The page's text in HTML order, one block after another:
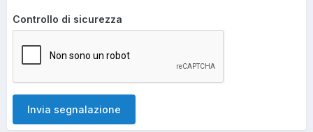
Controllo di sicurezza
Invia segnalazione